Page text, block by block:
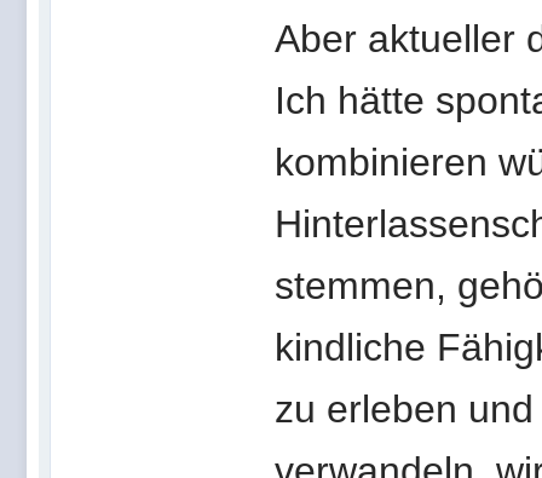
Aber aktueller
Ich hätte
kombinieren
stemmen,
kindliche
zu erleben